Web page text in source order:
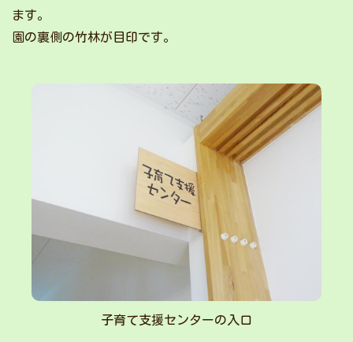
ます。
園の裏側の竹林が目印です。
子育て支援センターの入口